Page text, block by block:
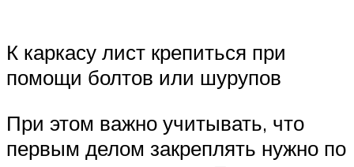
К каркасу лист крепиться при
помощи болтов или шурупов
При этом важно учитывать, что
первым делом закреплять нужно по